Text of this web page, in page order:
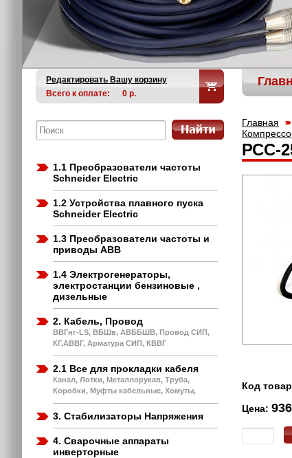
Редактировать Вашу корзину
Всего к оплате:
0 р.
1.1 Преобразователи частоты
Schneider Electric
1.2 Устройства плавного пуска
Schneider Electric
1.3 Преобразователи частоты и
приводы ABB
1.4 Электрогенераторы,
электростанции бензиновые ,
дизельные
2. Кабель, Провод
ВВГнг-LS, ВБШв, АВББШВ, Провод СИП,
КГ,АВВГ, Арматура СИП, КВВГ
2.1 Все для прокладки кабеля
Канал, Лотки, Металлорукав, Труба,
Коробки, Муфты кабельные, Хомуты,
3. Стабилизаторы Напряжения
4. Сварочные аппараты
инверторные
Главная
РСС-
Код
Цена: